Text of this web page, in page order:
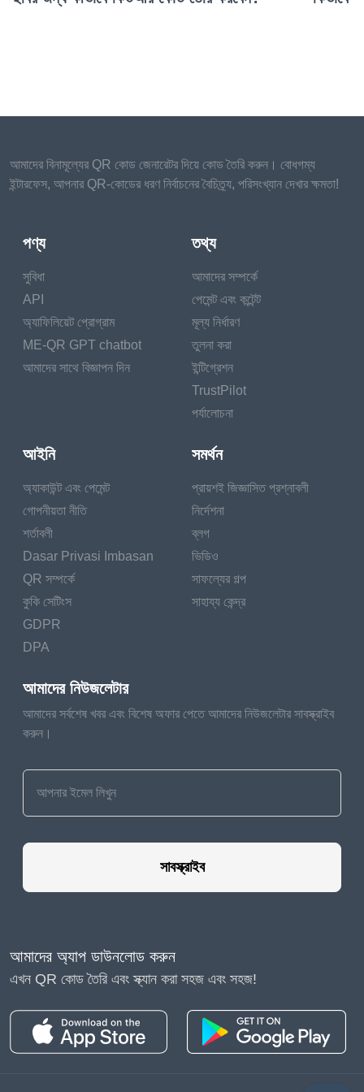
আমাদের বিনামূল্যের QR কোড জেনারেটর দিয়ে কোড তৈরি করুন। বোধগম্য
ইন্টারফেস, আপনার QR-কোডের ধরণ নির্বাচনের বৈচিত্র্য, পরিসংখ্যান দেখার ক্ষমতা!
পণ্য
সুবিধা
API
অ্যাফিলিয়েট প্রোগ্রাম
ME-QR GPT chatbot
আমাদের সাথে বিজ্ঞাপন দিন
তথ্য
আমাদের সম্পর্কে
পেমেন্ট এবং কন্টেন্ট
মূল্য নির্ধারণ
তুলনা করা
ইন্টিগ্রেশন
TrustPilot
পর্যালোচনা
আইনি
অ্যাকাউন্ট এবং পেমেন্ট
গোপনীয়তা নীতি
শর্তাবলী
Dasar Privasi Imbasan
QR সম্পর্কে
কুকি সেটিংস
GDPR
DPA
সমর্থন
প্রায়শই জিজ্ঞাসিত প্রশ্নাবলী
নির্দেশনা
ব্লগ
ভিডিও
সাফল্যের গল্প
সাহায্য কেন্দ্র
আমাদের নিউজলেটার
আমাদের সর্বশেষ খবর এবং বিশেষ অফার পেতে আমাদের নিউজলেটার সাবস্ক্রাইব
করুন।
সাবস্ক্রাইব
আমাদের অ্যাপ ডাউনলোড করুন
এখন QR কোড তৈরি এবং স্ক্যান করা সহজ এবং সহজ!